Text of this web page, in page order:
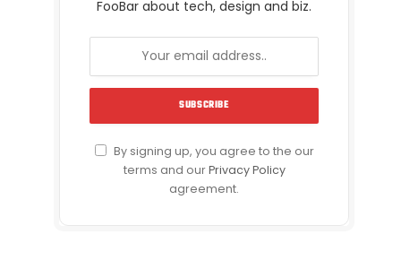
FooBar about tech, design and biz.
By signing up, you agree to the our
terms and ourPrivacy Policy
agreement.